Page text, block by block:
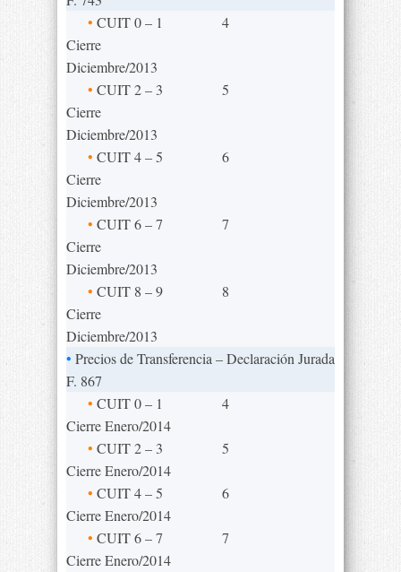
• CUIT 0 – 1
Cierre
Diciembre/2013
4
• CUIT 2 – 3
Cierre
Diciembre/2013
5
• CUIT 4 – 5
Cierre
Diciembre/2013
6
• CUIT 6 – 7
Cierre
Diciembre/2013
7
• CUIT 8 – 9
Cierre
Diciembre/2013
8
• Precios de Transferencia – Declaración Jurada
F. 867
• CUIT 0 – 1
Cierre Enero/2014
4
• CUIT 2 – 3
Cierre Enero/2014
5
• CUIT 4 – 5
Cierre Enero/2014
6
• CUIT 6 – 7
Cierre Enero/2014
7